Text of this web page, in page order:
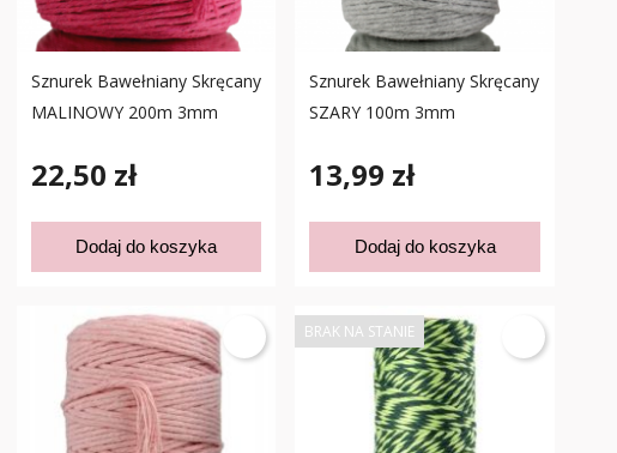
Sznurek Bawełniany Skręcany
MALINOWY 200m 3mm
22,50 zł
Dodaj do koszyka
Sznurek Bawełniany Skręcany
SZARY 100m 3mm
13,99 zł
Dodaj do koszyka
BRAK NA STANIE